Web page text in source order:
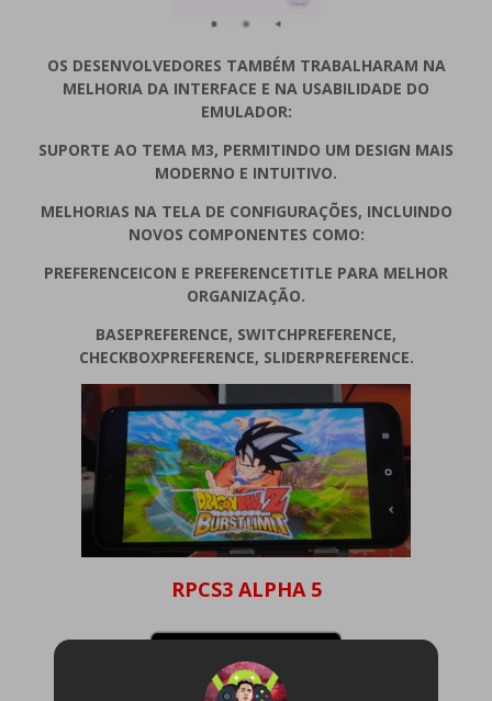
OS DESENVOLVEDORES TAMBÉM TRABALHARAM NA
MELHORIA DA INTERFACE E NA USABILIDADE DO
EMULADOR:
SUPORTE AO TEMA M3, PERMITINDO UM DESIGN MAIS
MODERNO E INTUITIVO.
MELHORIAS NA TELA DE CONFIGURAÇÕES, INCLUINDO
NOVOS COMPONENTES COMO:
PREFERENCEICON E PREFERENCETITLE PARA MELHOR
ORGANIZAÇÃO.
BASEPREFERENCE, SWITCHPREFERENCE,
CHECKBOXPREFERENCE, SLIDERPREFERENCE.
RPCS3 ALPHA 5